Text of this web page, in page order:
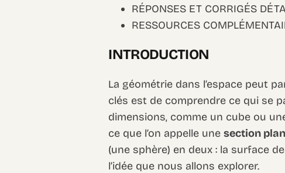
RÉPONSES ET CORRIGÉS
RESSOURCES
INTRODUCTION
La géométrie dans l’espace peut
clés est de comprendre ce qui se
dimensions, comme un cube ou
ce que l’on appelle unesection
(une sphère) en deux : la surface
l’idée que nous allons explorer.